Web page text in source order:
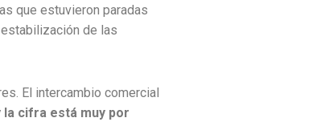
que estuvieron paradas
de las
El intercambio comercial
la cifra está muy por